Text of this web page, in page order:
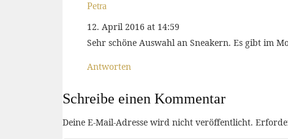
Petra
12. April 2016 at 14:59
Sehr schöne Auswahl an Sneakern. Es gibt im
Antworten
Schreibe einen Kommentar
Deine E-Mail-Adresse wird nicht veröffentlicht.